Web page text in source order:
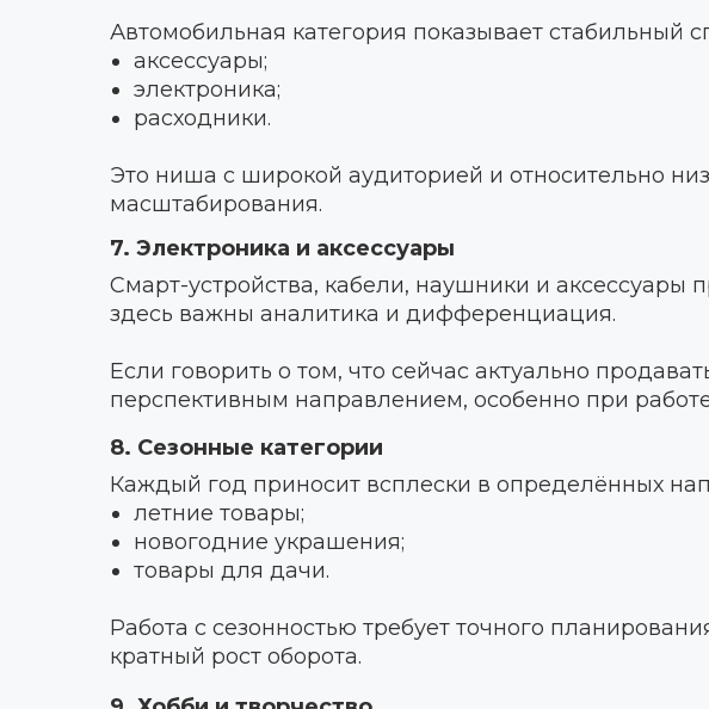
Автомобильная категория показывает стабильный
аксессуары;
электроника;
расходники.
Это ниша с широкой аудиторией и относительно
масштабирования.
7. Электроника и аксессуары
Смарт-устройства, кабели, наушники и аксессуары
здесь важны аналитика и дифференциация.
Если говорить о том, что сейчас актуально
перспективным направлением, особенно при
8. Сезонные категории
Каждый год приносит всплески в определённых
летние товары;
новогодние украшения;
товары для дачи.
Работа с сезонностью требует точного
кратный рост оборота.